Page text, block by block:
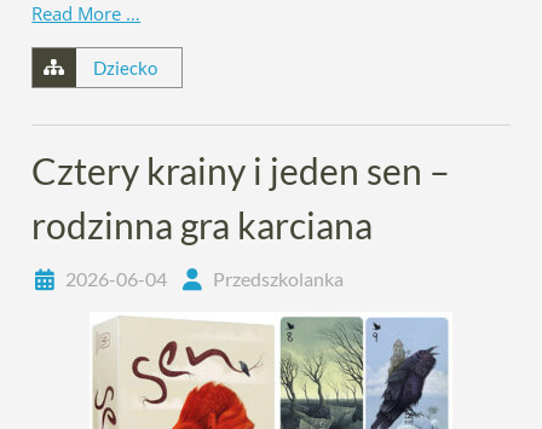
Read More …
Dziecko
Cztery krainy i jeden sen –
rodzinna gra karciana
2026-06-04 Przedszkolanka